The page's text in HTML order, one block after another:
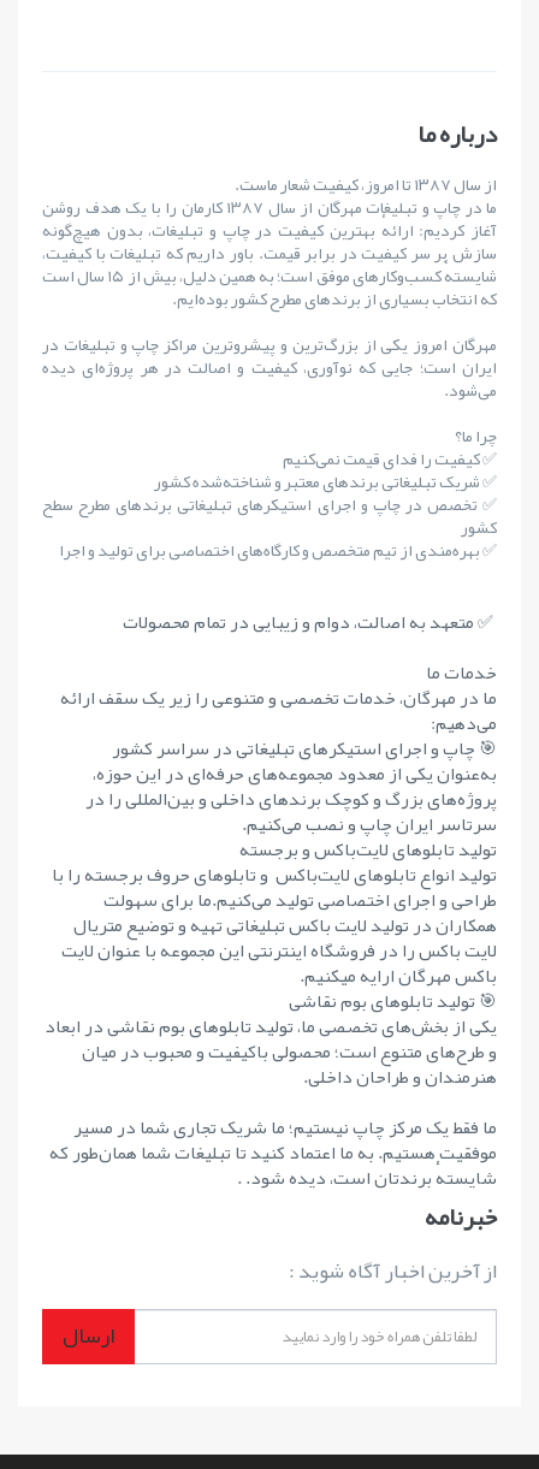
درباره ما
از سال ۱۳۸۷ تا امروز، کیفیت شعار ماست.
ما در چاپ و تبلیغات مهرگان از سال ۱۳۸۷ کارمان را با یک هدف روشن
آغاز کردیم: ارائهٔ بهترین کیفیت در چاپ و تبلیغات، بدون هیچ‌گونه
سازش بر سر کیفیت در برابر قیمت. باور داریم که تبلیغات با کیفیت،
شایستهٔ کسب‌وکارهای موفق است؛ به همین دلیل، بیش از ۱۵ سال است
که انتخاب بسیاری از برندهای مطرح کشور بوده‌ایم.
مهرگان امروز یکی از بزرگ‌ترین و پیشروترین مراکز چاپ و تبلیغات در
ایران است؛ جایی که نوآوری، کیفیت و اصالت در هر پروژه‌ای دیده
می‌شود.
چرا ما؟
✅ کیفیت را فدای قیمت نمی‌کنیم
✅ شریک تبلیغاتی برندهای معتبر و شناخته‌شده کشور
✅ تخصص در چاپ و اجرای استیکرهای تبلیغاتی برندهای مطرح سطح
کشور
✅ بهره‌مندی از تیم متخصص و کارگاه‌های اختصاصی برای تولید و اجرا
✅ متعهد به اصالت، دوام و زیبایی در تمام محصولات
خدمات ما
ما در مهرگان، خدمات تخصصی و متنوعی را زیر یک سقف ارائه
می‌دهیم:
🎯 چاپ و اجرای استیکرهای تبلیغاتی در سراسر کشور
به‌عنوان یکی از معدود مجموعه‌های حرفه‌ای در این حوزه،
پروژه‌های بزرگ و کوچک برندهای داخلی و بین‌المللی را در
سرتاسر ایران چاپ و نصب می‌کنیم.
تولید تابلوهای لایت‌باکس و برجسته
تولید انواع تابلوهای لایت‌باکس و تابلوهای حروف برجسته را با
طراحی و اجرای اختصاصی تولید می‌کنیم.ما برای سهولت
همکاران در تولید لایت باکس تبلیغاتی تهیه و توضیع متریال
لایت باکس را در فروشگاه اینترنتی این مجموعه با عنوان لایت
باکس مهرگان ارایه میکنیم.
🎯 تولید تابلوهای بوم نقاشی
یکی از بخش‌های تخصصی ما، تولید تابلوهای بوم نقاشی در ابعاد
و طرح‌های متنوع است؛ محصولی باکیفیت و محبوب در میان
هنرمندان و طراحان داخلی.
ما فقط یک مرکز چاپ نیستیم؛ ما شریک تجاری شما در مسیر
موفقیت هستیم. به ما اعتماد کنید تا تبلیغات شما همان‌طور که
شایستهٔ برندتان است، دیده شود. .
خبرنامه
از آخرین اخبار آگاه شوید :
ارسال